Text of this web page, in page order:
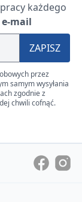
każdego
mail
ZAPISZ
przez
samym wysyłania
zgodnie z
chwili cofnąć.